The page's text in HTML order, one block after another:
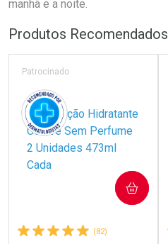
manhã e a noite.
Produtos Recomendados
(82)
Patrocinado
COMPRAR